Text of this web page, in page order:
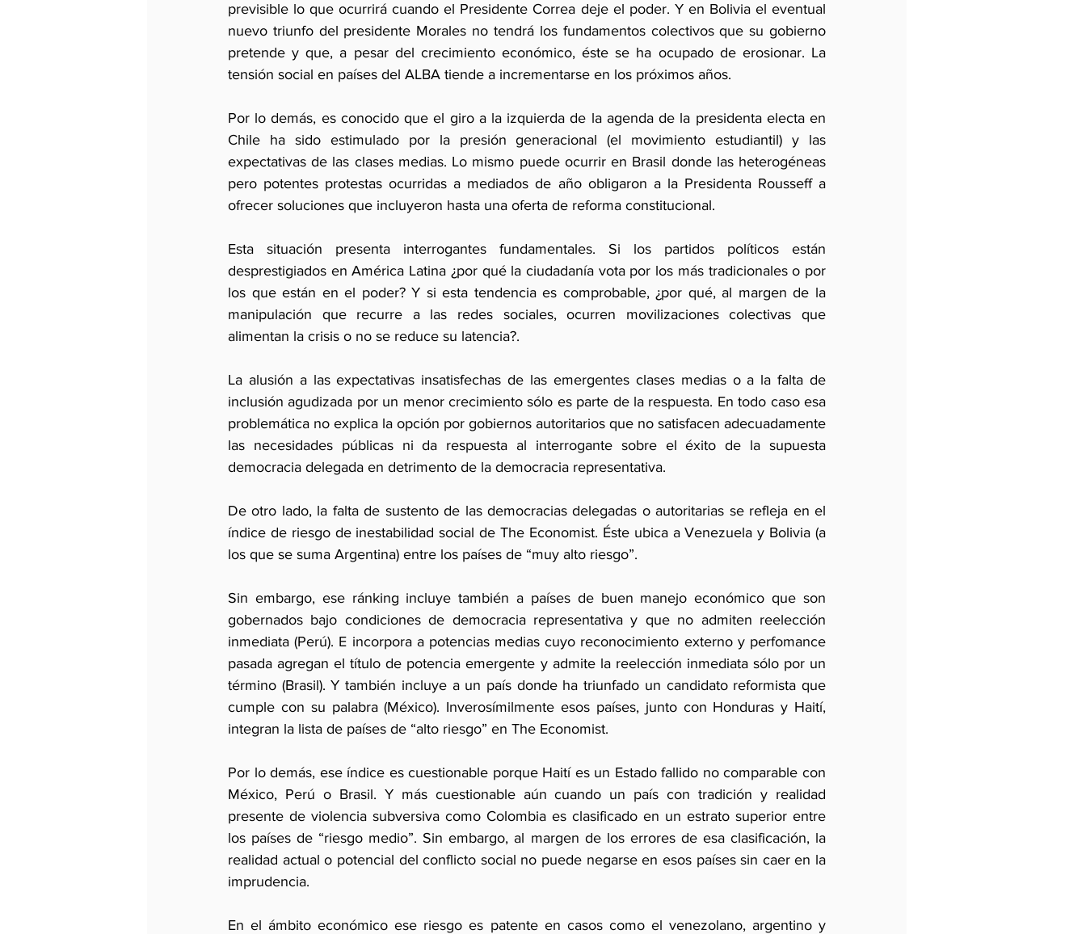
previsible lo que ocurrirá cuando el Presidente Correa deje el poder. Y en Bolivia el eventual
nuevo triunfo del presidente Morales no tendrá los fundamentos colectivos que su gobierno
pretende y que, a pesar del crecimiento económico, éste se ha ocupado de erosionar. La
tensión social en países del ALBA tiende a incrementarse en los próximos años.
Por lo demás, es conocido que el giro a la izquierda de la agenda de la presidenta electa en
Chile ha sido estimulado por la presión generacional (el movimiento estudiantil) y las
expectativas de las clases medias. Lo mismo puede ocurrir en Brasil donde las heterogéneas
pero potentes protestas ocurridas a mediados de año obligaron a la Presidenta Rousseff a
ofrecer soluciones que incluyeron hasta una oferta de reforma constitucional.
Esta situación presenta interrogantes fundamentales. Si los partidos políticos están
desprestigiados en América Latina ¿por qué la ciudadanía vota por los más tradicionales o por
los que están en el poder? Y si esta tendencia es comprobable, ¿por qué, al margen de la
manipulación que recurre a las redes sociales, ocurren movilizaciones colectivas que
alimentan la crisis o no se reduce su latencia?.
La alusión a las expectativas insatisfechas de las emergentes clases medias o a la falta de
inclusión agudizada por un menor crecimiento sólo es parte de la respuesta. En todo caso esa
problemática no explica la opción por gobiernos autoritarios que no satisfacen adecuadamente
las necesidades públicas ni da respuesta al interrogante sobre el éxito de la supuesta
democracia delegada en detrimento de la democracia representativa.
De otro lado, la falta de sustento de las democracias delegadas o autoritarias se refleja en el
índice de riesgo de inestabilidad social de The Economist. Éste ubica a Venezuela y Bolivia (a
los que se suma Argentina) entre los países de “muy alto riesgo”.
Sin embargo, ese ránking incluye también a países de buen manejo económico que son
gobernados bajo condiciones de democracia representativa y que no admiten reelección
inmediata (Perú). E incorpora a potencias medias cuyo reconocimiento externo y perfomance
pasada agregan el título de potencia emergente y admite la reelección inmediata sólo por un
término (Brasil). Y también incluye a un país donde ha triunfado un candidato reformista que
cumple con su palabra (México). Inverosímilmente esos países, junto con Honduras y Haití,
integran la lista de países de “alto riesgo” en The Economist.
Por lo demás, ese índice es cuestionable porque Haití es un Estado fallido no comparable con
México, Perú o Brasil. Y más cuestionable aún cuando un país con tradición y realidad
presente de violencia subversiva como Colombia es clasificado en un estrato superior entre
los países de “riesgo medio”. Sin embargo, al margen de los errores de esa clasificación, la
realidad actual o potencial del conflicto social no puede negarse en esos países sin caer en la
imprudencia.
En el ámbito económico ese riesgo es patente en casos como el venezolano, argentino y